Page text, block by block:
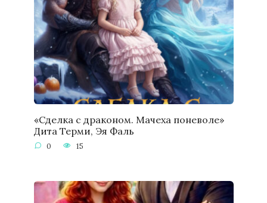
«Сделка с драконом. Мачеха поневоле»
Дита Терми, Эя Фаль
0 15